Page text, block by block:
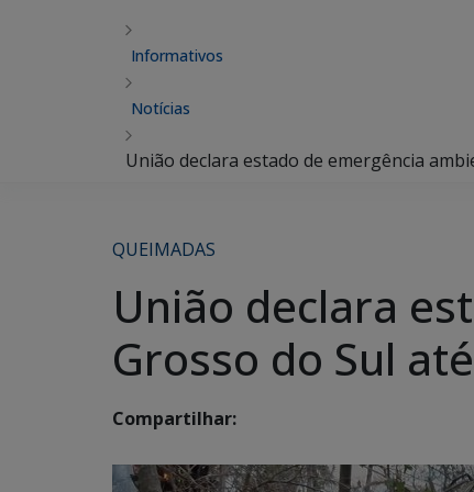
Informativos
Notícias
União declara estado de emergência
QUEIMADAS
União declara
Grosso do Sul
Compartilhar: